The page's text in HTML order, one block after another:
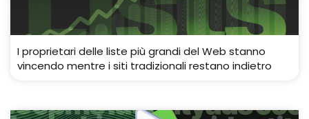
I proprietari delle liste più grandi del Web stanno
vincendo mentre i siti tradizionali restano indietro